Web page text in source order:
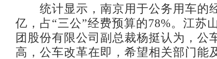
统计显示，南京用于公务用车的
亿，占“三公”经费预算的78%。江苏
团股份有限公司副总裁杨挺认为，公
高，公车改革在即，希望相关部门能